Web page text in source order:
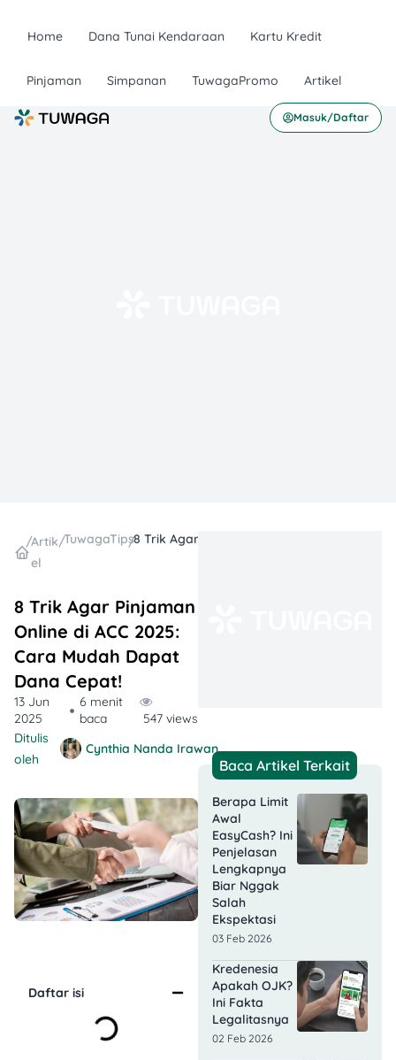
Home Dana Tunai Kendaraan Kartu Kredit
Pinjaman Simpanan TuwagaPromo Artikel
Masuk/Daftar
/Artik
el
/TuwagaTips
/
8 Trik Agar Pinjaman
Online di ACC 2025:
Cara Mudah Dapat
Dana Cepat!
13 Jun
2025
6 menit
baca
547 views
Ditulis
oleh
Cynthia Nanda Irawan
Daftar isi
Baca Artikel Terkait
Berapa Limit
Awal
EasyCash? Ini
Penjelasan
Lengkapnya
Biar Nggak
Salah
Ekspektasi
03 Feb 2026
Kredenesia
Apakah OJK?
Ini Fakta
Legalitasnya
02 Feb 2026